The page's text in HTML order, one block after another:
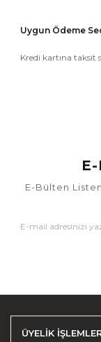
Uygun Ödeme
Kredi kartına taksit
E-Bülten
ÜYELİK